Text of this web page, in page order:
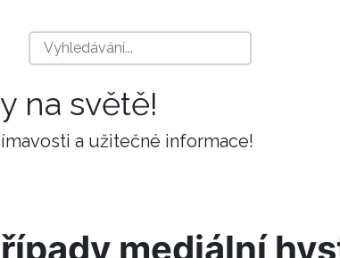
na světě!
a užitečné informace!
mediální